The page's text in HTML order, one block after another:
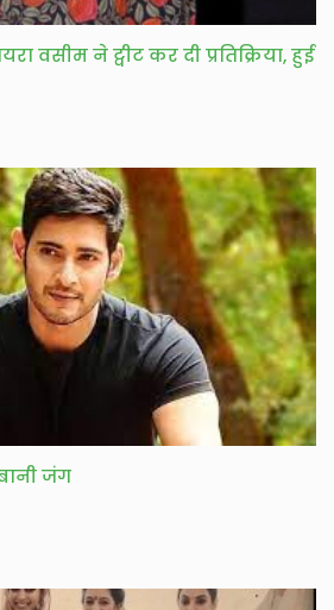
वसीम ने ट्वीट कर दी प्रतिक्रिया, हुई
जंग